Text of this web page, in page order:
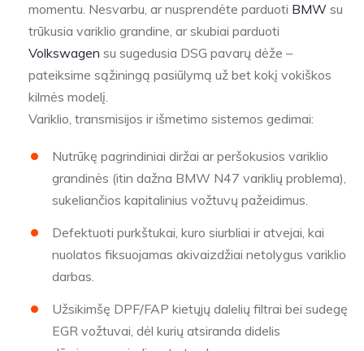
momentu. Nesvarbu, ar nusprendėte parduoti BMW su
trūkusia variklio grandine, ar skubiai parduoti
Volkswagen su sugedusia DSG pavarų dėže –
pateiksime sąžiningą pasiūlymą už bet kokį vokiškos
kilmės modelį.
Variklio, transmisijos ir išmetimo sistemos gedimai:
Nutrūkę pagrindiniai diržai ar peršokusios variklio
grandinės (itin dažna BMW N47 variklių problema),
sukeliančios kapitalinius vožtuvų pažeidimus.
Defektuoti purkštukai, kuro siurbliai ir atvejai, kai
nuolatos fiksuojamas akivaizdžiai netolygus variklio
darbas.
Užsikimšę DPF/FAP kietųjų dalelių filtrai bei sudegę
EGR vožtuvai, dėl kurių atsiranda didelis